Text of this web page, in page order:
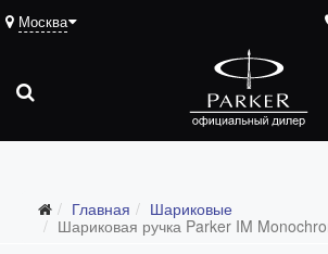
Москва
Главная
Шариковые
Шариковая ручка Parker IM